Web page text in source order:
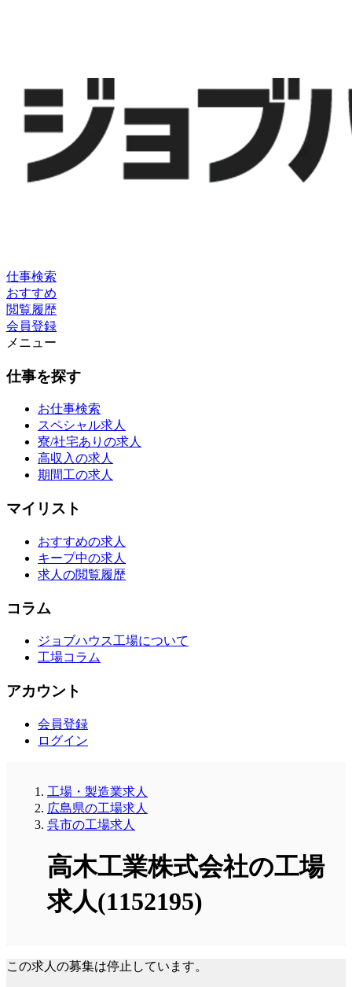
仕事検索
おすすめ
閲覧履歴
会員登録
メニュー
仕事を探す
お仕事検索
スペシャル求人
寮/社宅ありの求人
高収入の求人
期間工の求人
マイリスト
おすすめの求人
キープ中の求人
求人の閲覧履歴
コラム
ジョブハウス工場について
工場コラム
アカウント
会員登録
ログイン
工場・製造業求人
広島県の工場求人
呉市の工場求人
高木工業株式会社の工場
求人(1152195)
この求人の募集は停止しています。